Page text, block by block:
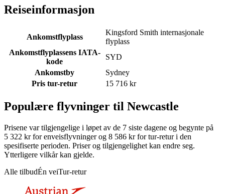
Reiseinformasjon
Ankomstflyplass
Kingsford Smith internasjonale
flyplass
Ankomstflyplassens IATA-
kode
SYD
Ankomstby
Sydney
Pris tur-retur
15 716 kr
Populære flyvninger til Newcastle
Prisene var tilgjengelige i løpet av de 7 siste dagene og begynte på
5 322 kr for enveisflyvninger og 8 586 kr for tur-retur i den
spesifiserte perioden. Priser og tilgjengelighet kan endre seg.
Ytterligere vilkår kan gjelde.
Alle tilbudÉn veiTur-retur